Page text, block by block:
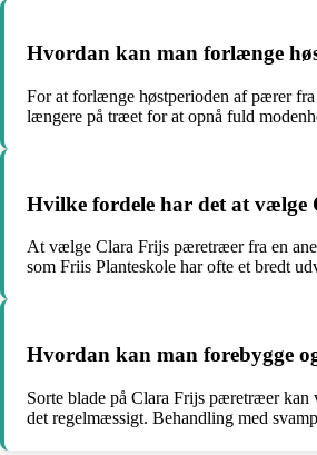
Hvordan kan man forlænge
For at forlænge høstperioden af pærer
længere på træet for at opnå fuld
Hvilke fordele har det at vælge
At vælge Clara Frijs pæretræer fra en
som Friis Planteskole har ofte et bredt
Hvordan kan man forebygge
Sorte blade på Clara Frijs pæretræer
det regelmæssigt. Behandling med